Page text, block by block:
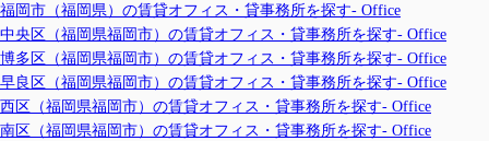
福岡市（福岡県）の賃貸オフィス・貸事務所を探す- Office
中央区（福岡県福岡市）の賃貸オフィス・貸事務所を探す- Office
博多区（福岡県福岡市）の賃貸オフィス・貸事務所を探す- Office
早良区（福岡県福岡市）の賃貸オフィス・貸事務所を探す- Office
西区（福岡県福岡市）の賃貸オフィス・貸事務所を探す- Office
南区（福岡県福岡市）の賃貸オフィス・貸事務所を探す- Office